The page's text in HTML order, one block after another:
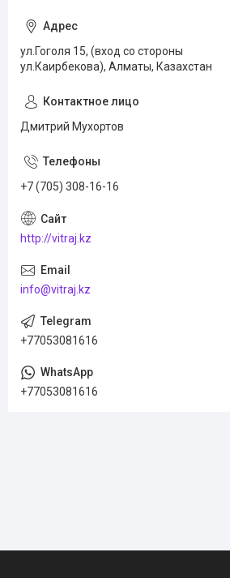
ул.Гоголя 15, (вход со стороны
ул.Каирбекова), Алматы, Казахстан
Дмитрий Мухортов
+7 (705) 308-16-16
http://vitraj.kz
info@vitraj.kz
+77053081616
+77053081616